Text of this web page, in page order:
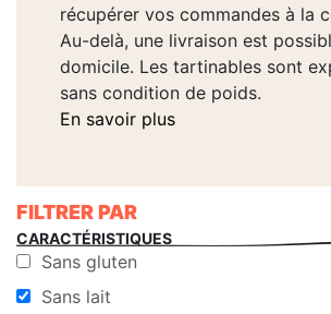
récupérer vos commandes à la
Au-delà, une livraison est
domicile. Les tartinables sont
sans condition de poids.
En savoir plus
FILTRER PAR
CARACTÉRISTIQUES
Sans gluten
Sans lait